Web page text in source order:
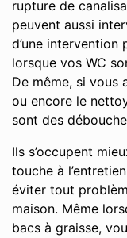
rupture de
peuvent aussi
d’une intervention
lorsque vos WC
De même, si vous
ou encore le
sont des
Ils s’occupent
touche à
éviter tout
maison. Même
bacs à graisse,